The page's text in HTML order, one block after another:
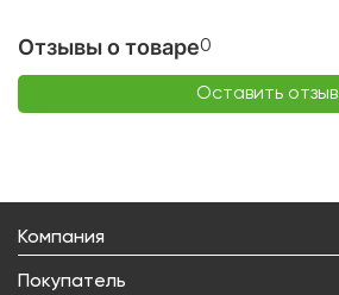
Отзывы о товаре0
Оставить отзыв
Компания
О нас
Покупатель